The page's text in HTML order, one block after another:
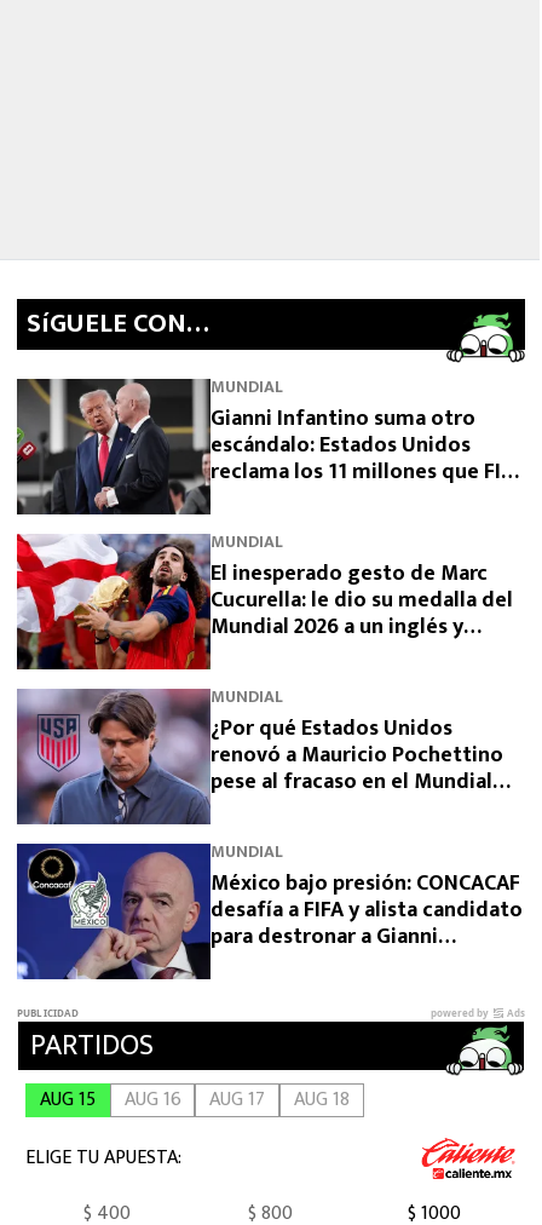
SíGUELE CON…
MUNDIAL
Gianni Infantino suma otro
escándalo: Estados Unidos
reclama los 11 millones que FIFA
MUNDIAL
El inesperado gesto de Marc
Cucurella: le dio su medalla del
Mundial 2026 a un inglés y
MUNDIAL
¿Por qué Estados Unidos
renovó a Mauricio Pochettino
pese al fracaso en el Mundial
MUNDIAL
México bajo presión: CONCACAF
desafía a FIFA y alista candidato
para destronar a Gianni